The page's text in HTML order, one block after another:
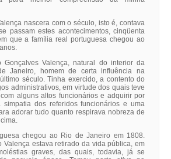
nascera com o século, isto é, contava
passam estes acontecimentos, cinqüenta
que a família real portuguesa chegou ao
Gonçalves Valença, natural do interior da
Janeiro, homem de certa influência na
século. Tinha exercido, a contento do
administrativos, em virtude dos quais teve
alguns altos funcionários e adquirir por
simpatia dos referidos funcionários e uma
adorar tudo quanto respirava nobreza de
chegou ao Rio de Janeiro em 1808.
Valença estava retirado da vida pública, em
graves, das quais, todavia, já se